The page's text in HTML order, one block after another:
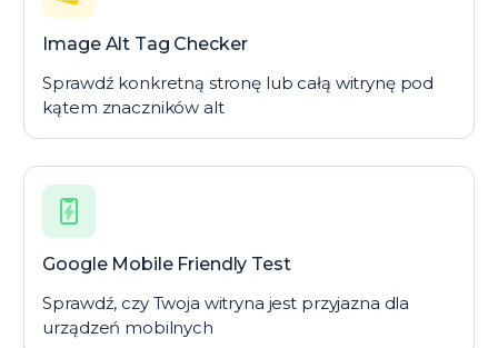
Image Alt Tag Checker
Sprawdź konkretną stronę lub całą witrynę pod
kątem znaczników alt
Google Mobile Friendly Test
Sprawdź, czy Twoja witryna jest przyjazna dla
urządzeń mobilnych